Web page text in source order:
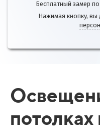
Бесплатный замер
Нажимая кнопку, вы